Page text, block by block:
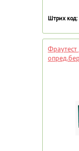
Штрих код: